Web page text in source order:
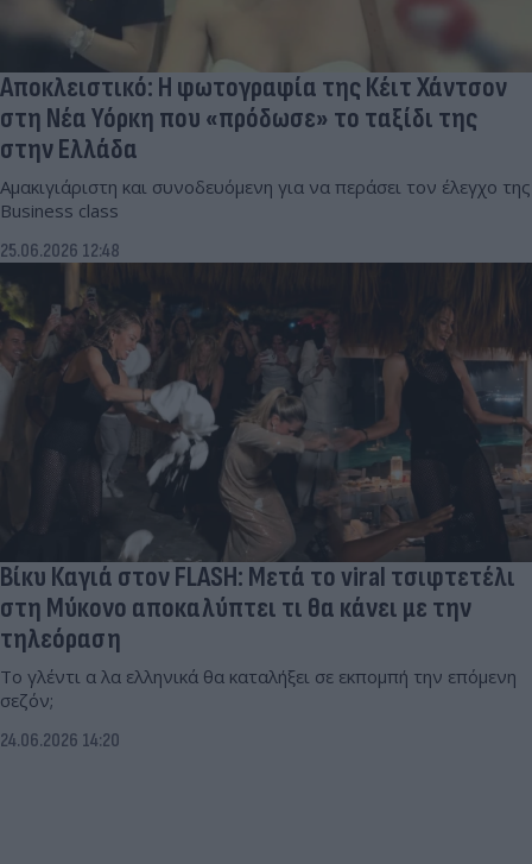
Αποκλειστικό: Η φωτογραφία της Κέιτ Χάντσον
στη Νέα Υόρκη που «πρόδωσε» το ταξίδι της
στην Ελλάδα
Αμακιγιάριστη και συνοδευόμενη για να περάσει τον έλεγχο της
Business class
25.06.2026 12:48
Βίκυ Καγιά στον FLASH: Μετά το viral τσιφτετέλι
στη Μύκονο αποκαλύπτει τι θα κάνει με την
τηλεόραση
Το γλέντι α λα ελληνικά θα καταλήξει σε εκπομπή την επόμενη
σεζόν;
24.06.2026 14:20